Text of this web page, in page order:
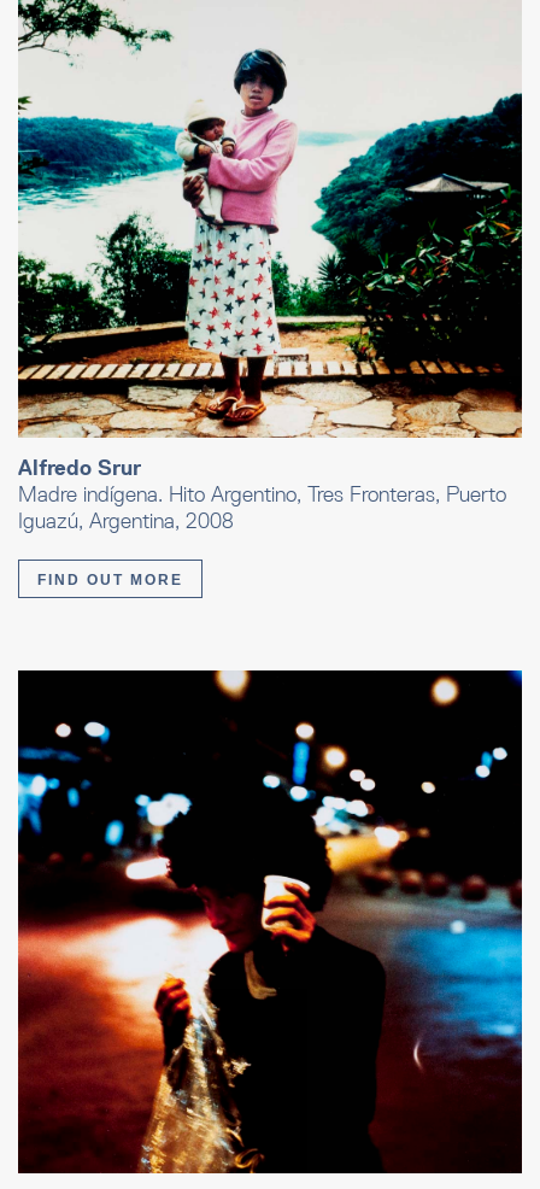
Alfredo Srur
Madre indígena. Hito Argentino, Tres Fronteras, Puerto
Iguazú, Argentina, 2008
FIND OUT MORE